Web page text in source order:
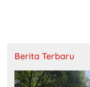
Berita Terbaru